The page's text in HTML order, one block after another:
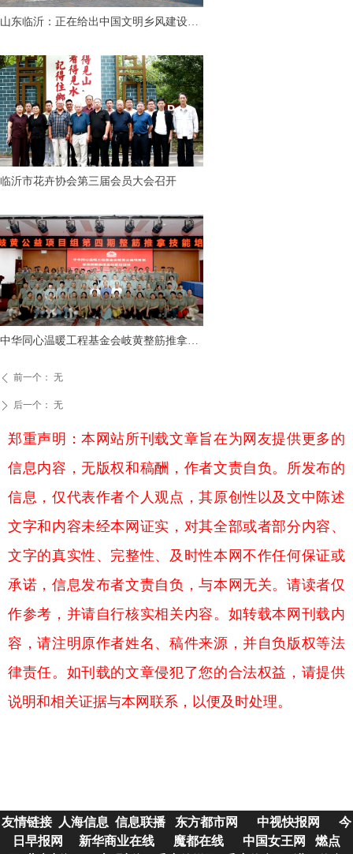
山东临沂：正在给出中国文明乡风建设
临沂市花卉协会第三届会员大会召开
中华同心温暖工程基金会岐黄整筋推拿技
ꄲ 后一个： 无
ꄴ 前一个： 无
郑重声明：本网站所刊载文章旨在为网友提供更多的
信息内容，无版权和稿酬，作者文责自负。所发布的
信息，仅代表作者个人观点，其原创性以及文中陈述
文字和内容未经本网证实，对其全部或者部分内容、
文字的真实性、完整性、及时性本网不作任何保证或
承诺，信息发布者文责自负，与本网无关。请读者仅
作参考，并请自行核实相关内容。如转载本网刊载内
容，请注明原作者姓名、稿件来源，并自负版权等法
律责任。如刊载的文章侵犯了您的合法权益，请提供
说明和相关证据与本网联系，以便及时处理。
友情链接 人海信息 信息联播 东方都市网 中视快报网
今
日早报网
新华商业在线 魔都在线 中国女王网
燃点